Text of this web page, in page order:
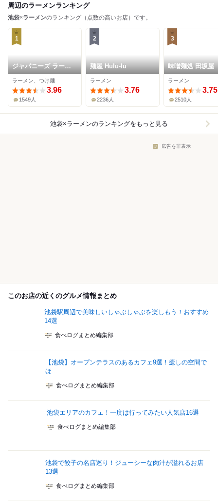
周辺のラーメンランキング
池袋×ラーメンのランキング（点数の高いお店）です。
1
ジャパニーズ ラーメ
ン 五感
ラーメン、つけ麺
3.96
1549人
2
麺屋 Hulu-lu
ラーメン
3.76
2236人
3
味噌麺処 田坂屋
ラーメン
3.75
2510人
池袋×ラーメンのランキングをもっと見る
広告を非表示
このお店の近くのグルメ情報まとめ
池袋駅周辺で美味しいしゃぶしゃぶを楽しもう！おすすめ
14選
食べログまとめ編集部
【池袋】オープンテラスのあるカフェ9選！癒しの空間で
ほ...
食べログまとめ編集部
池袋エリアのカフェ！一度は行ってみたい人気店16選
食べログまとめ編集部
池袋で餃子の名店巡り！ジューシーな肉汁が溢れるお店
13選
食べログまとめ編集部